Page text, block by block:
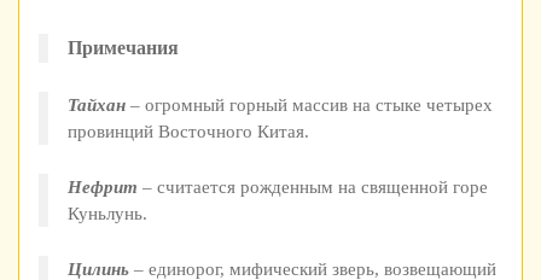
Примечания
Тайхан – огромный горный массив на стыке четырех
провинций Восточного Китая.
Нефрит – считается рожденным на священной горе
Куньлунь.
Цилинь – единорог, мифический зверь, возвещающий